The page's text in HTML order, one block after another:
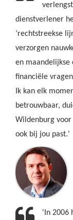
dienstverlener
‘rechtstreekse
verzorgen
en maandelijkse
financiële
Ik kan elk
betrouwbaar,
Wildenburg
ook bij jou past.'
'In 2006